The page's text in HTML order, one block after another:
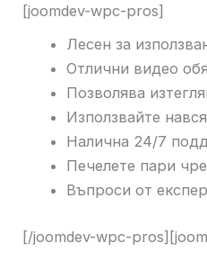
[joomdev-wpc-pros]
Лесен за
Отлични видео
Позволява
Използвайте
Налична 24/7
Печелете пари
Въпроси от
[/joomdev-wpc-